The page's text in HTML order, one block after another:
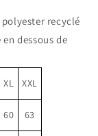
recyclé
dessous de
XL XXL
60 63